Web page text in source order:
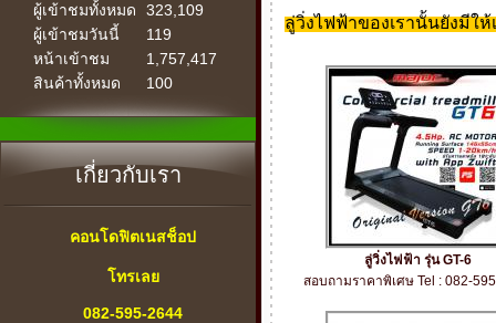
ผู้เข้าชมทั้งหมด
323,109
ผู้เข้าชมวันนี้
119
หน้าเข้าชม
1,757,417
สินค้าทั้งหมด
100
เกี่ยวกับเรา
คอนโดฟิตเนสช็อป
โทรเลย
082-595-2644
ลู่วิ่งไฟฟ้าของเรานั้นยังมีใ
ลู่วิ่งไฟฟ้า รุ่น GT-6
สอบถามราคาพิเศษ Tel : 082-